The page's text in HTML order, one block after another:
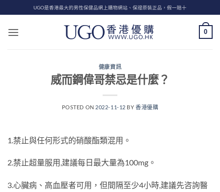
to
content
UGO是香港最大的男性保健品網上購物網站、保證原裝正品，假一賠十
0
健康資訊
威而鋼偉哥禁忌是什麼？
POSTED ON 2022-11-12 BY香港優購
1.禁止與任何形式的硝酸酯類混用。
2.禁止超量服用,建議每日最大量為100mg。
3.心臟病、高血壓者可用，但間隔至少4小時,建議先咨詢醫